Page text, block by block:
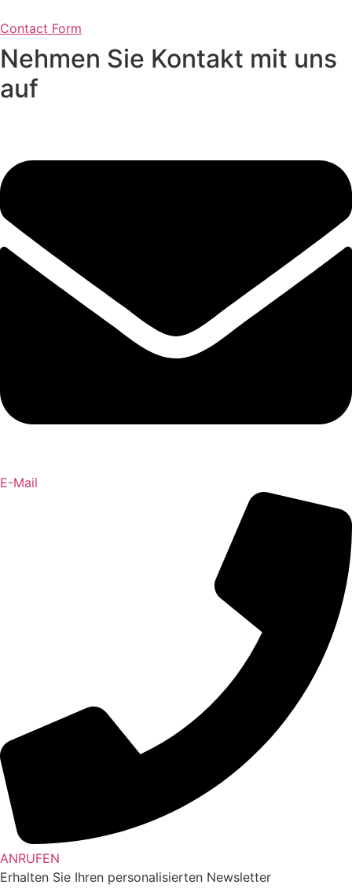
Contact Form
Nehmen Sie Kontakt mit uns
auf
E-Mail
ANRUFEN
Erhalten Sie Ihren personalisierten Newsletter